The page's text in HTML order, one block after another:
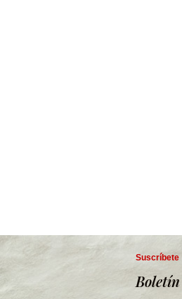
Suscríbete
Boletín